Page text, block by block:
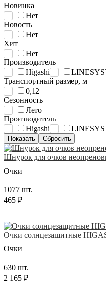
Новинка
Нет
Новость
Нет
Хит
Нет
Производитель
Higashi
Транспортный размер, м
0,12
Сезонность
Лето
Производитель
Higashi
Шнурок для очков
Очки
1077 шт.
465 ₽
Очки солнцезащитные
Очки
630 шт.
2 165 ₽